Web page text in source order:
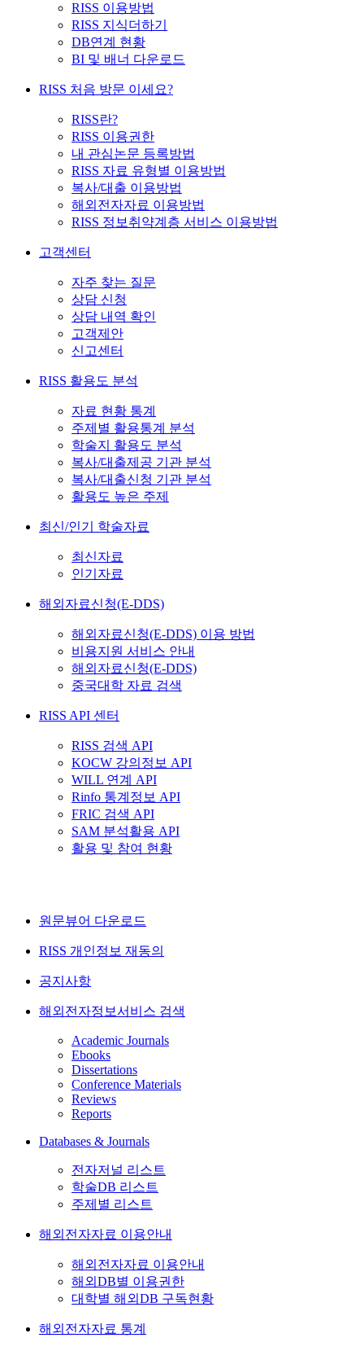
RISS 이용방법
RISS 지식더하기
DB연계 현황
BI 및 배너 다운로드
RISS 처음 방문 이세요?
RISS란?
RISS 이용권한
내 관심논문 등록방법
RISS 자료 유형별 이용방법
복사/대출 이용방법
해외전자자료 이용방법
RISS 정보취약계층 서비스 이용방법
고객센터
자주 찾는 질문
상담 신청
상담 내역 확인
고객제안
신고센터
RISS 활용도 분석
자료 현황 통계
주제별 활용통계 분석
학술지 활용도 분석
복사/대출제공 기관 분석
복사/대출신청 기관 분석
활용도 높은 주제
최신/인기 학술자료
최신자료
인기자료
해외자료신청(E-DDS)
해외자료신청(E-DDS) 이용 방법
비용지원 서비스 안내
해외자료신청(E-DDS)
중국대학 자료 검색
RISS API 센터
RISS 검색 API
KOCW 강의정보 API
WILL 연계 API
Rinfo 통계정보 API
FRIC 검색 API
SAM 분석활용 API
활용 및 참여 현황
원문뷰어 다운로드
RISS 개인정보 재동의
공지사항
해외전자정보서비스 검색
Academic Journals
Ebooks
Dissertations
Conference Materials
Reviews
Reports
Databases & Journals
전자저널 리스트
학술DB 리스트
주제별 리스트
해외전자자료 이용안내
해외전자자료 이용안내
해외DB별 이용권한
대학별 해외DB 구독현황
해외전자자료 통계